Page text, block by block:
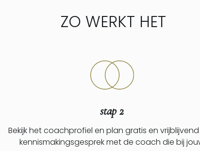
ZO WERKT HET
stap 2
Bekijk het coachprofiel en plan gratis en
kennismakingsgesprek met de coach die bij